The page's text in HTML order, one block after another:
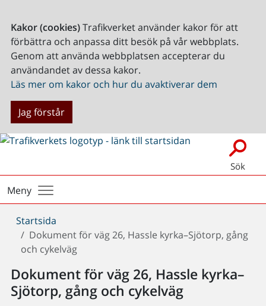
Kakor (cookies)Trafikverket använder kakor för att
förbättra och anpassa ditt besök på vår webbplats.
Genom att använda webbplatsen accepterar du
användandet av dessa kakor.
Läs mer om kakor och hur du avaktiverar dem
Jag förstår
Sök
Meny
Du
är
här:
Startsida
Dokument för väg 26, Hassle kyrka–Sjötorp, gång
och cykelväg
Dokument för väg 26, Hassle kyrka–
Sjötorp, gång och cykelväg